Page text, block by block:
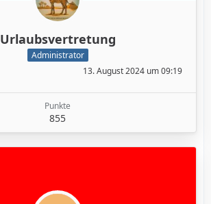
Urlaubsvertretung
Administrator
13. August 2024 um 09:19
Punkte
855